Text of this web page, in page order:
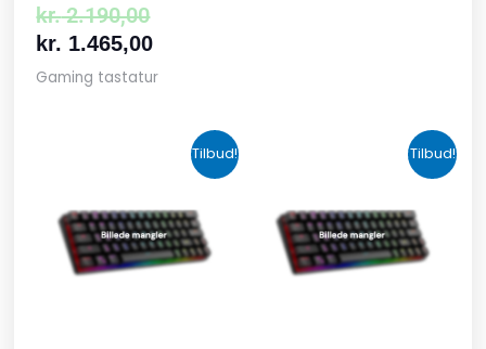
kr.2.190,00
kr. 1.465,00
Gaming tastatur
Tilbud!
oprindelige
pris
var:
kr. 424,00.
aktuelle
pris
er:
kr. 349,00.
Tilbud!
oprindelige
pris
var:
kr.
aktuelle
pris
er:
kr. 679,00.